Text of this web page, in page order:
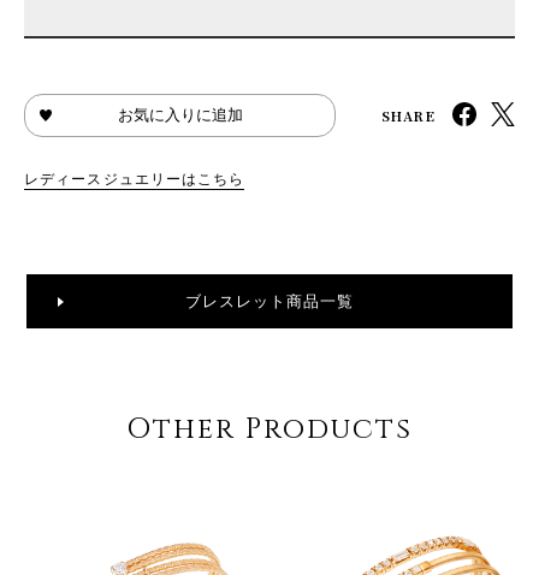
お気に入りに追加 SHARE
レディースジュエリーはこちら
ブレスレット商品一覧
Other Products